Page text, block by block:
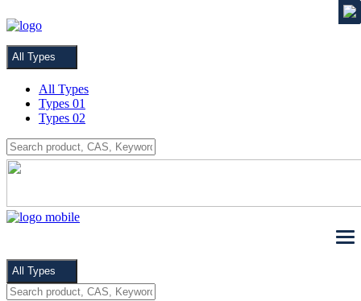
All Types
All Types
Types 01
Types 02
All Types